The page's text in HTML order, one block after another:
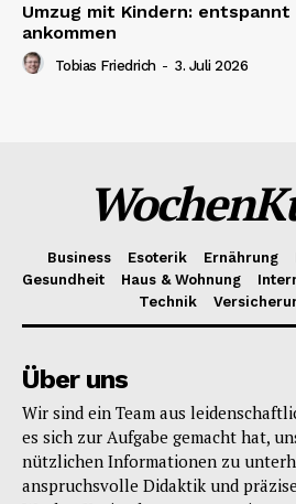
Umzug mit Kindern:
ankommen
Tobias Friedrich - 3. Juli 2026
Business Esoterik Ernährung
Gesundheit
Haus & Wohnung
Technik
Über uns
Wir sind ein Team aus
es sich zur Aufgabe gemacht hat,
nützlichen Informationen zu
anspruchsvolle Didaktik und